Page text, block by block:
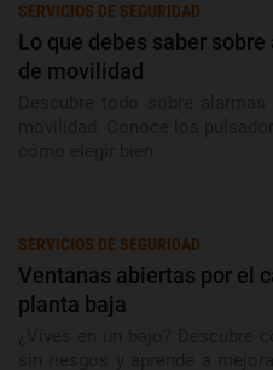
SERVICIOS DE SEGURIDAD
Lo que debes saber
de movilidad
SERVICIOS DE SEGURIDAD
Ventanas abiertas por el
planta baja